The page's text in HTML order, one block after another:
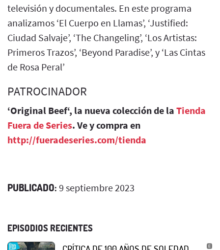
televisión y documentales. En este programa
analizamos ‘El Cuerpo en Llamas’, ‘Justified:
Ciudad Salvaje’, ‘The Changeling’, ‘Los Artistas:
Primeros Trazos’, ‘Beyond Paradise’, y ‘Las Cintas
de Rosa Peral’
PATROCINADOR
‘Original Beef‘, la nueva colección de la Tienda
Fuera de Series. Ve y compra en
http://fueradeseries.com/tienda
PUBLICADO: 9 septiembre 2023
EPISODIOS RECIENTES